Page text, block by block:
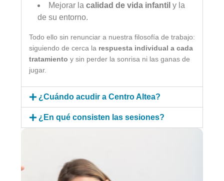
Mejorar la calidad de vida infantil y la
de su entorno.
Todo ello sin renunciar a nuestra filosofía de trabajo:
siguiendo de cerca la respuesta individual a cada
tratamiento y sin perder la sonrisa ni las ganas de
jugar.
¿Cuándo acudir a Centro Altea?
¿En qué consisten las sesiones?